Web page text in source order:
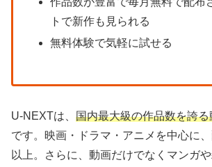
トで新作も見られる
無料体験で気軽に試せる
U-NEXTは、 国内最大級の作品数を誇
です。映画・ドラマ・アニメを中心に
以上。さらに、動画だけでなくマンガ